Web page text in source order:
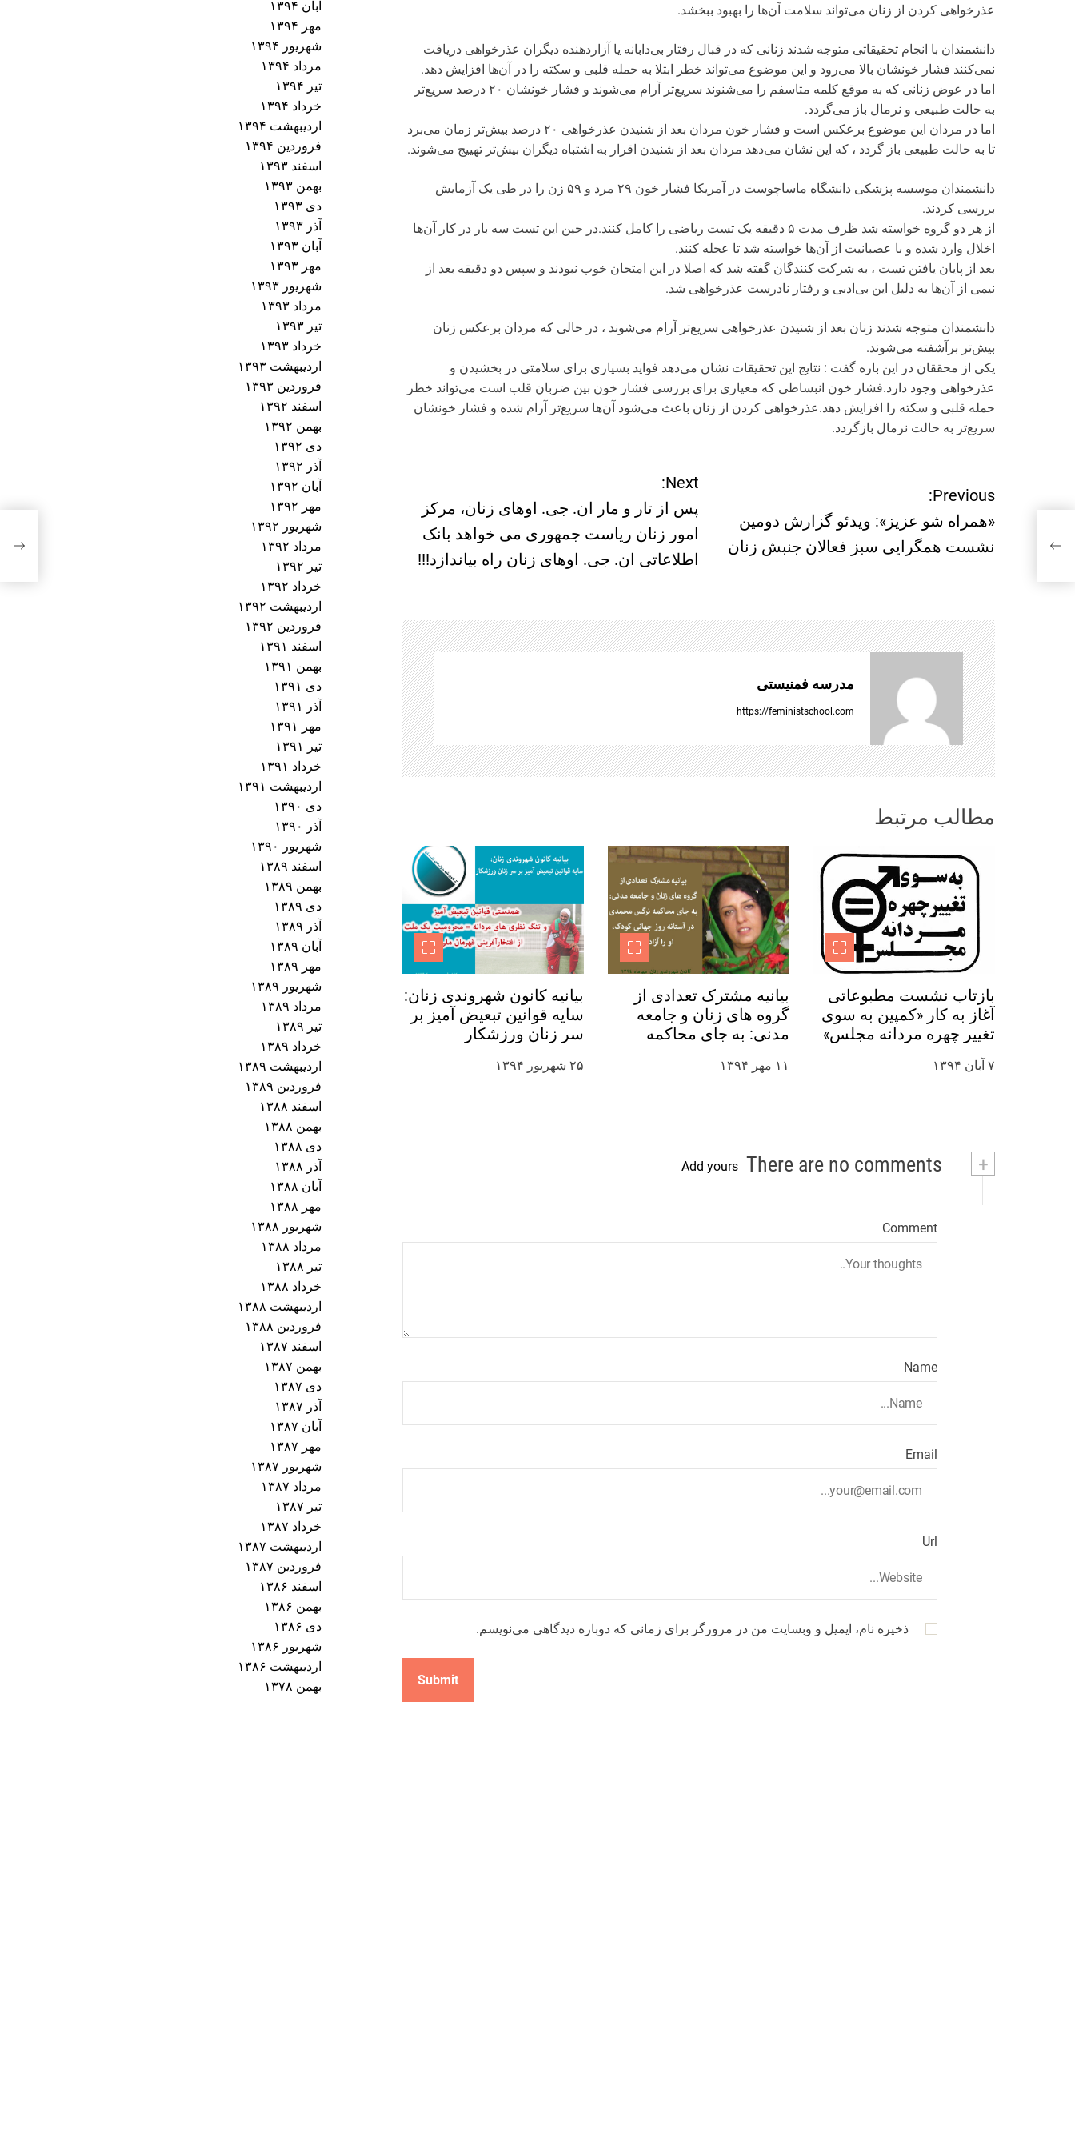
عذرخواهی کردن از زنان می‌تواند سلامت آن‌ها را بهبود ببخشد.
دانشمندان با انجام تحقیقاتی متوجه شدند زنانی که در قبال رفتار بی‌دابانه یا آزاردهنده دیگران عذرخواهی دریافت
نمی‌کنند فشار خونشان بالا می‌رود و این موضوع می‌تواند خطر ابتلا به حمله قلبی و سکته را در آن‌ها افزایش دهد.
اما در عوض زنانی که به موقع کلمه متاسفم را می‌شنوند سریع‌تر آرام می‌شوند و فشار خونشان ۲۰ درصد سریع‌تر
به حالت طبیعی و نرمال باز می‌گردد.
اما در مردان این موضوع برعکس است و فشار خون مردان بعد از شنیدن عذرخواهی ۲۰ درصد بیش‌تر زمان می‌برد
تا به حالت طبیعی باز گردد ، که این نشان می‌دهد مردان بعد از شنیدن اقرار به اشتباه دیگران بیش‌تر تهییج می‌شوند.
دانشمندان موسسه پزشکی دانشگاه ماساچوست در آمریکا فشار خون ۲۹ مرد و ۵۹ زن را در طی یک آزمایش
بررسی کردند.
از هر دو گروه خواسته شد ظرف مدت ۵ دقیقه یک تست ریاضی را کامل کنند.در حین این تست سه بار در کار آن‌ها
اخلال وارد شده و با عصبانیت از آن‌ها خواسته شد تا عجله کنند.
بعد از پایان یافتن تست ، به شرکت کنندگان گفته شد که اصلا در این امتحان خوب نبودند و سپس دو دقیقه بعد از
نیمی از آن‌ها به دلیل این بی‌ادبی و رفتار نادرست عذرخواهی شد.
دانشمندان متوجه شدند زنان بعد از شنیدن عذرخواهی سریع‌تر آرام می‌شوند ، در حالی که مردان برعکس زنان
بیش‌تر برآشفته می‌شوند.
یکی از محققان در این باره گفت : نتایج این تحقیقات نشان می‌دهد فواید بسیاری برای سلامتی در بخشیدن و
عذرخواهی وجود دارد.فشار خون انبساطی که معیاری برای بررسی فشار خون بین ضربان قلب است می‌تواند خطر
حمله قلبی و سکته را افزایش دهد.عذرخواهی کردن از زنان باعث می‌شود آن‌ها سریع‌تر آرام شده و فشار خونشان
سریع‌تر به حالت نرمال باز‌گردد.
ر
ا
ر
ی
ن
و
ت
Previous:
«همراه شو عزیز»: ویدئو گزارش دومین
نشست همگرایی سبز فعالان جنبش زنان
Next:
پس از تار و مار ان. جی. اوهای زنان، مرکز
امور زنان ریاست جمهوری می خواهد بانک
اطلاعاتی ان. جی. اوهای زنان راه بیاندازد!!!
مدرسه فمنیستی
https://feministschool.com
مطالب مرتبط
بازتاب نشست مطبوعاتی
آغاز به کار «کمپین به سوی
تغییر چهره مردانه مجلس»
در رسانه ها
۷ آبان ۱۳۹۴
بیانیه مشترک تعدادی از
گروه های زنان و جامعه
مدنی: به جای محاکمه
روز جهانی کودک، او را آزاد
۱۱ مهر ۱۳۹۴
بیانیه کانون شهروندی زنان:
سایه قوانین تبعیض آمیز بر
سر زنان ورزشکار
۲۵ شهریور ۱۳۹۴
+
Add yours
Comment
Name
Email
Url
ذخیره نام، ایمیل و وبسایت من در مرورگر برای زمانی که دوباره دیدگاهی می‌نویسم.
آبان ۱۳۹۴
مهر ۱۳۹۴
شهریور ۱۳۹۴
مرداد ۱۳۹۴
تیر ۱۳۹۴
خرداد ۱۳۹۴
اردیبهشت ۱۳۹۴
فروردین ۱۳۹۴
اسفند ۱۳۹۳
بهمن ۱۳۹۳
دی ۱۳۹۳
آذر ۱۳۹۳
آبان ۱۳۹۳
مهر ۱۳۹۳
شهریور ۱۳۹۳
مرداد ۱۳۹۳
تیر ۱۳۹۳
خرداد ۱۳۹۳
اردیبهشت ۱۳۹۳
فروردین ۱۳۹۳
اسفند ۱۳۹۲
بهمن ۱۳۹۲
دی ۱۳۹۲
آذر ۱۳۹۲
آبان ۱۳۹۲
مهر ۱۳۹۲
شهریور ۱۳۹۲
مرداد ۱۳۹۲
تیر ۱۳۹۲
خرداد ۱۳۹۲
اردیبهشت ۱۳۹۲
فروردین ۱۳۹۲
اسفند ۱۳۹۱
بهمن ۱۳۹۱
دی ۱۳۹۱
آذر ۱۳۹۱
مهر ۱۳۹۱
تیر ۱۳۹۱
خرداد ۱۳۹۱
اردیبهشت ۱۳۹۱
دی ۱۳۹۰
آذر ۱۳۹۰
شهریور ۱۳۹۰
اسفند ۱۳۸۹
بهمن ۱۳۸۹
دی ۱۳۸۹
آذر ۱۳۸۹
آبان ۱۳۸۹
مهر ۱۳۸۹
شهریور ۱۳۸۹
مرداد ۱۳۸۹
تیر ۱۳۸۹
خرداد ۱۳۸۹
اردیبهشت ۱۳۸۹
فروردین ۱۳۸۹
اسفند ۱۳۸۸
بهمن ۱۳۸۸
دی ۱۳۸۸
آذر ۱۳۸۸
آبان ۱۳۸۸
مهر ۱۳۸۸
شهریور ۱۳۸۸
مرداد ۱۳۸۸
تیر ۱۳۸۸
خرداد ۱۳۸۸
اردیبهشت ۱۳۸۸
فروردین ۱۳۸۸
اسفند ۱۳۸۷
بهمن ۱۳۸۷
دی ۱۳۸۷
آذر ۱۳۸۷
آبان ۱۳۸۷
مهر ۱۳۸۷
شهریور ۱۳۸۷
مرداد ۱۳۸۷
تیر ۱۳۸۷
خرداد ۱۳۸۷
اردیبهشت ۱۳۸۷
فروردین ۱۳۸۷
اسفند ۱۳۸۶
بهمن ۱۳۸۶
دی ۱۳۸۶
شهریور ۱۳۸۶
اردیبهشت ۱۳۸۶
بهمن ۱۳۷۸